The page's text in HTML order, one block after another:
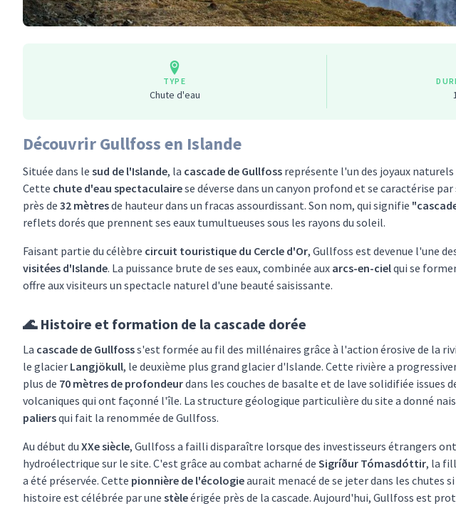
TYPE
Chute d'eau
Découvrir Gullfoss en Islande
Située dans le sud de l'Islande, la cascade de Gullfoss représente l'un des joyaux
Cette chute d'eau spectaculairese déverse dans un canyon profond et se caractérise
près de 32 mètresde hauteur dans un fracas assourdissant. Son nom, qui signifie
reflets dorés que prennent ses eaux tumultueuses sous les rayons du soleil.
Faisant partie du célèbre circuit touristique du Cercle d'Or, Gullfoss est devenue l'une
visitées d'Islande. La puissance brute de ses eaux, combinée aux arcs-en-cielqui se
offre aux visiteurs un spectacle naturel d'une beauté saisissante.
🌊 Histoire et formation de la cascade dorée
La cascade de Gullfosss'est formée au fil des millénaires grâce à l'action érosive de la
le glacier Langjökull, le deuxième plus grand glacier d'Islande. Cette rivière a
plus de 70 mètres de profondeurdans les couches de basalte et de lave solidifiée issues
volcaniques qui ont façonné l'île. La structure géologique particulière du site a donné
paliersqui fait la renommée de Gullfoss.
Au début du XXe siècle, Gullfoss a failli disparaître lorsque des investisseurs étrangers
hydroélectrique sur le site. C'est grâce au combat acharné de Sigríður Tómasdóttir, la
a été préservée. Cette pionnière de l'écologieaurait menacé de se jeter dans les chutes
histoire est célébrée par une stèleérigée près de la cascade. Aujourd'hui, Gullfoss est